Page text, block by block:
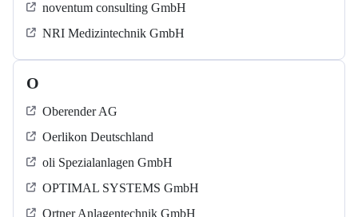
noventum consulting GmbH
NRI Medizintechnik GmbH
O
Oberender AG
Oerlikon Deutschland
oli Spezialanlagen GmbH
OPTIMAL SYSTEMS GmbH
Ortner Anlagentechnik GmbH